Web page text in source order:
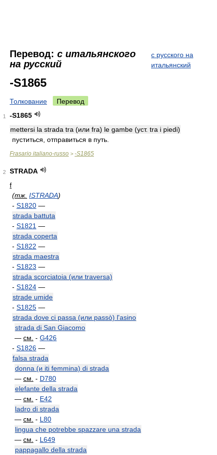
Перевод: с итальянского
на русский
с русского на
итальянский
-S1865
Толкование Перевод
1
-S1865
mettersi la strada tra (или fra) le gambe (уст. tra i piedi)
пуститься, отправиться в путь.
Frasario italiano-russo > -S1865
2
STRADA
f
(тж. ISTRADA)
- S1820 —
strada battuta
- S1821 —
strada coperta
- S1822 —
strada maestra
- S1823 —
strada scorciatoia (или traversa)
- S1824 —
strade umide
- S1825 —
strada dove ci passa (или passò) l'asino
strada di San Giacomo
— см. - G426
- S1826 —
falsa strada
donna (и iti femmina) di strada
— см. - D780
elefante della strada
— см. - E42
ladro di strada
— см. - L80
lingua che potrebbe spazzare una strada
— см. - L649
pappagallo della strada